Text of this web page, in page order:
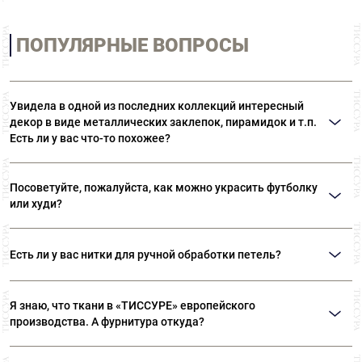
ПОПУЛЯРНЫЕ ВОПРОСЫ
Увидела в одной из последних коллекций интересный
декор в виде металлических заклепок, пирамидок и т.п.
Есть ли у вас что-то похожее?
материалов и форм позволяет выполнять самые различные виды декора.
В «ТИССУРЕ» представлен широкий ассортимент термоклепок Ramponi.
Посоветуйте, пожалуйста, как можно украсить футболку
или худи?
готовые декоративные элементы. Такие дополнения могут даже простую
футболку превратить в нарядную вещь. Также можем посоветовать
Есть ли у вас нитки для ручной обработки петель?
обработки петель вручную. Кроме того, в наших магазинах представлен
широкий ассортимент ниток Guetermann для различных швейных работ.
Я знаю, что ткани в «ТИССУРЕ» европейского
производства. А фурнитура откуда?